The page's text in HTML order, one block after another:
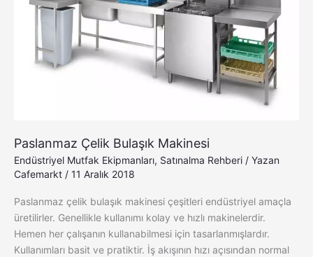
Paslanmaz Çelik Bulaşık Makinesi
Endüstriyel Mutfak Ekipmanları, Satınalma Rehberi / Yazan
Cafemarkt / 11 Aralık 2018
Paslanmaz çelik bulaşık makinesi çeşitleri endüstriyel amaçla
üretilirler. Genellikle kullanımı kolay ve hızlı makinelerdir.
Hemen her çalışanın kullanabilmesi için tasarlanmışlardır.
Kullanımları basit ve pratiktir. İş akışının hızı açısından normal